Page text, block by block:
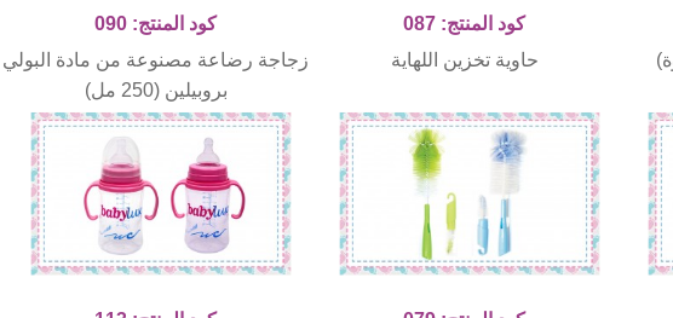
كود المنتج: 090
زجاجة رضاعة مصنوعة من مادة البولي
بروبيلين (250 مل)
كود المنتج: 087
حاوية تخزين اللهاية